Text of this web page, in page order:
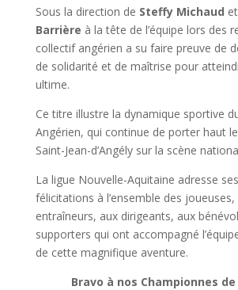
Sous la direction de Steffy Michaud
Barrière à la tête de l’équipe lors des
collectif angérien a su faire preuve de
de solidarité et de maîtrise pour
ultime.
Ce titre illustre la dynamique sportive
Angérien, qui continue de porter haut
Saint-Jean-d’Angély sur la scène
La ligue Nouvelle-Aquitaine adresse
félicitations à l’ensemble des joueuses,
entraîneurs, aux dirigeants, aux
supporters qui ont accompagné
de cette magnifique aventure.
Bravo à nos Championnes de